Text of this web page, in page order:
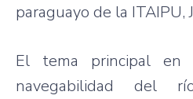
paraguayo de la ITAIPU,
El tema principal en
navegabilidad del